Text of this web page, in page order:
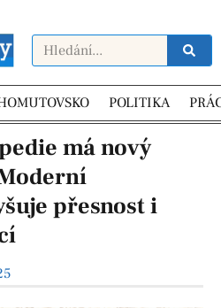
POLITIKA
má nový
přesnost i